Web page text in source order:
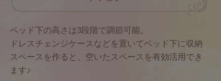
ベッド下の高さは3段階で調節可能。
ドレスチェンジケースなどを置いてベッド下に収納
スペースを作ると、 空いたスペースを有効活用でき
ます♪